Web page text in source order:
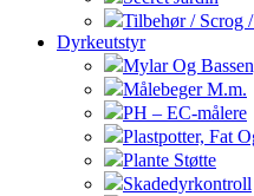
Tilbehør / Scrog
Dyrkeutstyr
Mylar Og
Målebeger M.m.
PH – EC-målere
Plastpotter, Fat
Plante Støtte
Skadedyrkontroll